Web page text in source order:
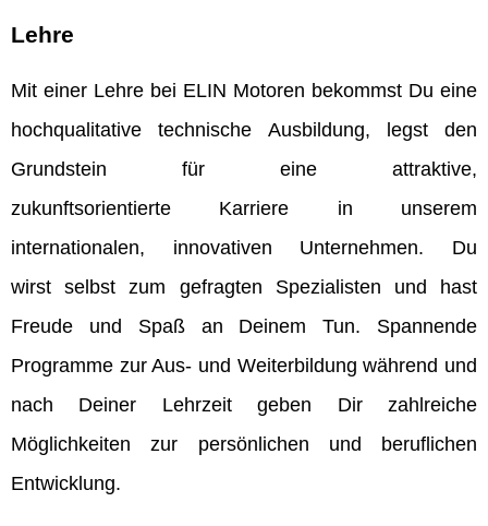
Lehre
Mit einer Lehre bei ELIN Motoren bekommst Du eine
hochqualitative technische Ausbildung, legst den
Grundstein für eine attraktive,
zukunftsorientierte Karriere in unserem
internationalen, innovativen Unternehmen. Du
wirst selbst zum gefragten Spezialisten und hast
Freude und Spaß an Deinem Tun. Spannende
Programme zur Aus- und Weiterbildung während und
nach Deiner Lehrzeit geben Dir zahlreiche
Möglichkeiten zur persönlichen und beruflichen
Entwicklung.